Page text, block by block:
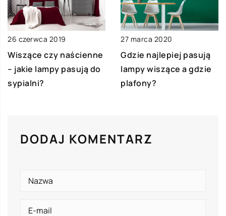
26 czerwca 2019
Wiszące czy naścienne
– jakie lampy pasują do
sypialni?
27 marca 2020
Gdzie najlepiej pasują
lampy wiszące a gdzie
plafony?
DODAJ KOMENTARZ